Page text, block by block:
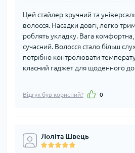
Цей стайлер зручний та
волосся. Насадки довгі, легко
роблять укладку. Вага
сучасний. Волосся стало більш
потрібно контролювати
класний гаджет для щоденного
Відгук був корисний? 0
Лоліта Швець